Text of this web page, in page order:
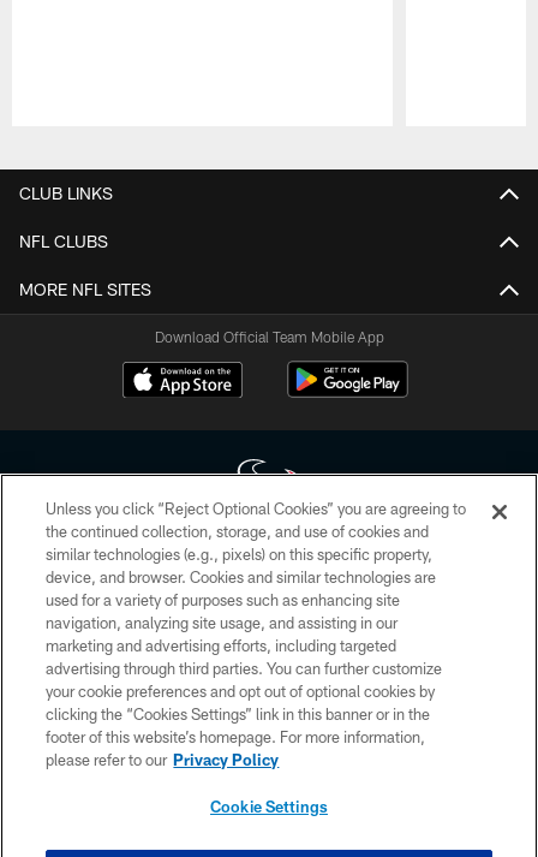
CLUB LINKS
NFL CLUBS
MORE NFL SITES
Download Official Team Mobile App
Copyright © 2026 Houston Texans. All rights reserved. No portion of
HoustonTexans.com may be duplicated, redistributed or manipulated in any
form. By accessing any information beyond this page, you agree to abide by
the HoustonTexans.com Privacy Policy, Code of Conduct, and Terms and
Conditions.
PRIVACY POLICY
ACCESSIBILITY
CONTACT US
Unless you click “Reject Optional Cookies” you are agreeing to
the continued collection, storage, and use of cookies and
similar technologies (e.g., pixels) on this specific property,
device, and browser. Cookies and similar technologies are
used for a variety of purposes such as enhancing site
navigation, analyzing site usage, and assisting in our
marketing and advertising efforts, including targeted
advertising through third parties. You can further customize
your cookie preferences and opt out of optional cookies by
clicking the “Cookies Settings” link in this banner or in the
footer of this website’s homepage. For more information,
please refer to our Privacy Policy
Cookie Settings